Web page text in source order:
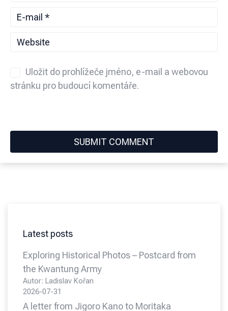
Uložit do prohlížeče jméno, e-mail a webovou
stránku pro budoucí komentáře.
Latest posts
Exploring Historical Photos – Postcard from
the Kwantung Army
Autor: Ladislav Kořan
2026-07-31
A letter from Jigoro Kano to Moritaka